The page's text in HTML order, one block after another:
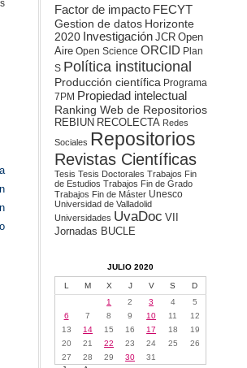
Factor de impacto FECYT
Gestion de datos Horizonte
2020 Investigación JCR Open
Aire Open Science ORCID Plan
S Política institucional
Producción científica Programa
7PM Propiedad intelectual
Ranking Web de Repositorios
REBIUN RECOLECTA Redes
Sociales Repositorios
Revistas Científicas
Tesis Tesis Doctorales Trabajos Fin
de Estudios Trabajos Fin de Grado
Trabajos Fin de Máster Unesco
Universidad de Valladolid
Universidades UvaDoc VII
Jornadas BUCLE
JULIO 2020
L M X J V S
D
1
2 3 4
5
6
7 8 9 10 11
12
13
14 15 16 17 18
19
20
21 22 23 24 25
26
27
28 29 30 31